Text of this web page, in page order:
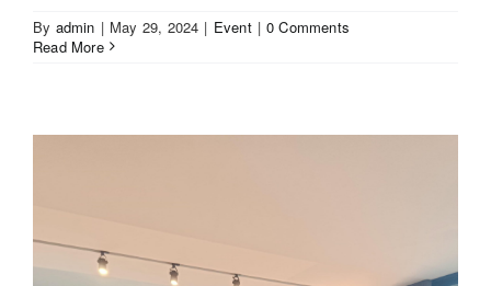
By admin | May 29, 2024 | Event | 0 Comments
Read More